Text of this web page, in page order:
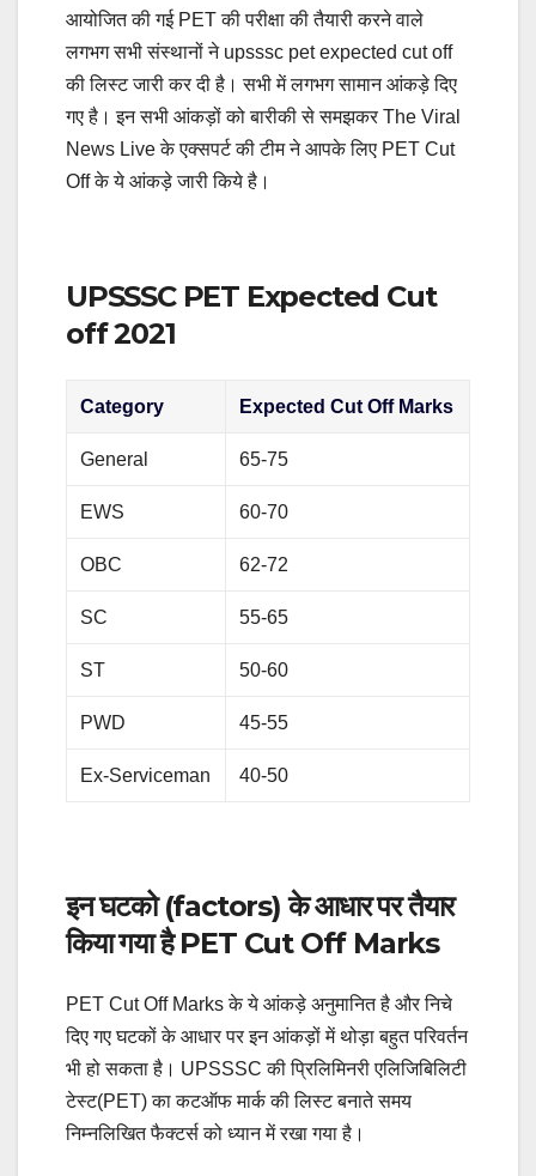
आयोजित की गई PET की परीक्षा की तैयारी करने वाले
लगभग सभी संस्थानों ने upsssc pet expected cut off
की लिस्ट जारी कर दी है। सभी में लगभग सामान आंकड़े दिए
गए है। इन सभी आंकड़ों को बारीकी से समझकर The Viral
News Live के एक्सपर्ट की टीम ने आपके लिए PET Cut
Off के ये आंकड़े जारी किये है।
UPSSSC PET Expected Cut
off 2021
Category Expected Cut Off Marks
General 65-75
EWS 60-70
OBC 62-72
SC 55-65
ST 50-60
PWD 45-55
Ex-Serviceman 40-50
इन घटको (factors) के आधार पर तैयार
किया गया है PET Cut Off Marks
PET Cut Off Marks के ये आंकड़े अनुमानित है और निचे
दिए गए घटकों के आधार पर इन आंकड़ों में थोड़ा बहुत परिवर्तन
भी हो सकता है। UPSSSC की प्रिलिमिनरी एलिजिबिलिटी
टेस्ट(PET) का कटऑफ मार्क की लिस्ट बनाते समय
निम्नलिखित फैक्टर्स को ध्यान में रखा गया है।